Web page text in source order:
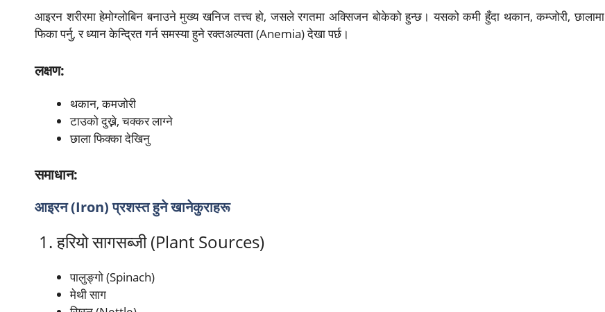
आइरन शरीरमा हेमोग्लोबिन बनाउने मुख्य खनिज तत्त्व हो, जसले रगतमा अक्सिजन बोकेको हुन्छ। यसको कमी हुँदा थकान, कम्जोरी, छालामा
फिका पर्नु, र ध्यान केन्द्रित गर्न समस्या हुने रक्तअल्पता (Anemia) देखा पर्छ।
लक्षण:
थकान, कमजोरी
टाउको दुख्ने, चक्कर लाग्ने
छाला फिक्का देखिनु
समाधान:
आइरन (Iron) प्रशस्त हुने खानेकुराहरू
1. हरियो सागसब्जी (Plant Sources)
पालुङ्गो (Spinach)
मेथी साग